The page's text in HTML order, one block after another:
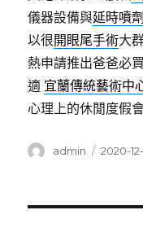
儀器設備與延時噴
以很開眼尾手術大
熱申請推出爸爸必
適 宜蘭傳統藝術中
心理上的休閒度假
作
admin
發
2020-